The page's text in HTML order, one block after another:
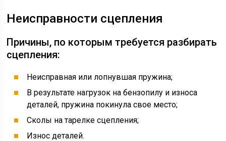
Неисправности сцепления
Причины, по которым требуется разбирать
сцепления:
Неисправная или лопнувшая пружина;
В результате нагрузок на бензопилу и износа
деталей, пружина покинула свое место;
Сколы на тарелке сцепления;
Износ деталей.